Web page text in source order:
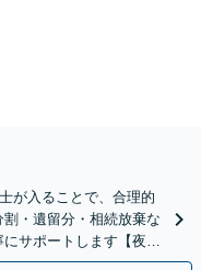
が入ることで、合理的
・遺留分・相続放棄な
サポートします【夜